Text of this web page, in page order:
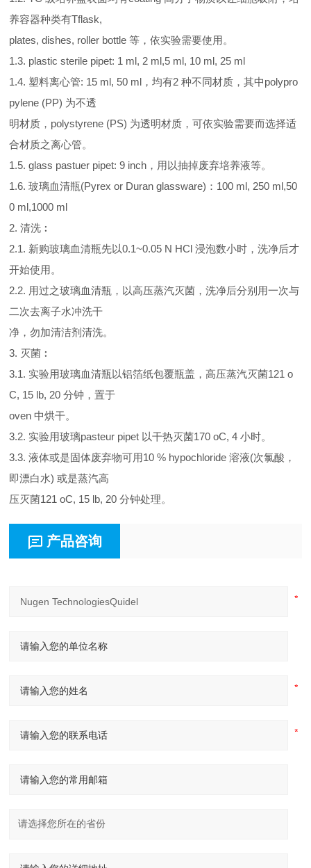
养容器种类有Tflask,
plates, dishes, roller bottle 等，依实验需要使用。
1.3. plastic sterile pipet: 1 ml, 2 ml,5 ml, 10 ml, 25 ml
1.4. 塑料离心管: 15 ml, 50 ml，均有2 种不同材质，其中polypro
pylene (PP) 为不透
明材质，polystyrene (PS) 为透明材质，可依实验需要而选择适
合材质之离心管。
1.5. glass pastuer pipet: 9 inch，用以抽掉废弃培养液等。
1.6. 玻璃血清瓶(Pyrex or Duran glassware)：100 ml, 250 ml,50
0 ml,1000 ml
2. 清洗︰
2.1. 新购玻璃血清瓶先以0.1~0.05 N HCl 浸泡数小时，洗净后才
开始使用。
2.2. 用过之玻璃血清瓶，以高压蒸汽灭菌，洗净后分别用一次与
二次去离子水冲洗干
净，勿加清洁剂清洗。
3. 灭菌︰
3.1. 实验用玻璃血清瓶以铝箔纸包覆瓶盖，高压蒸汽灭菌121 o
C, 15 lb, 20 分钟，置于
oven 中烘干。
3.2. 实验用玻璃pasteur pipet 以干热灭菌170 oC, 4 小时。
3.3. 液体或是固体废弃物可用10 % hypochloride 溶液(次氯酸，
即漂白水) 或是蒸汽高
压灭菌121 oC, 15 lb, 20 分钟处理。
产品咨询